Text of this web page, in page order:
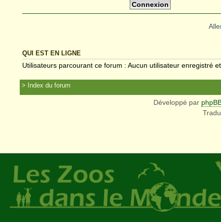
QUI EST EN LIGNE
Utilisateurs parcourant ce forum : Aucun utilisateur enregistré
Index du forum
Développé par